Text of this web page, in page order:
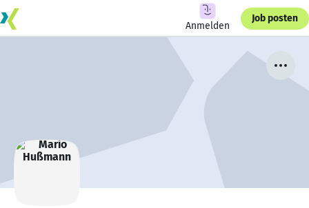
Anmelden
Job posten